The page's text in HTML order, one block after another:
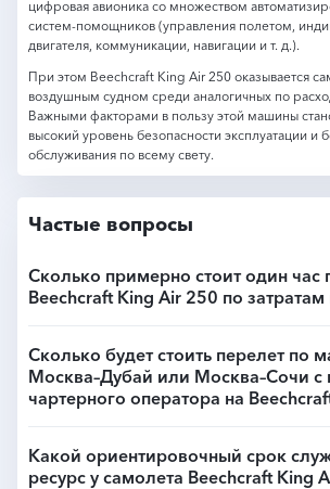
цифровая авионика со множеством
систем-помощников (управления полетом,
двигателя, коммуникации, навигации и т. д.).
При этом Beechcraft King Air 250 оказывается
воздушным судном среди аналогичных по
Важными факторами в пользу этой машины
высокий уровень безопасности эксплуатации и
обслуживания по всему свету.
Частые вопросы
Сколько примерно стоит один час
Beechcraft King Air 250 по затратам
Сколько будет стоить перелет по
Москва–Дубай или Москва–Сочи
чартерного оператора на
Какой ориентировочный срок
ресурс у самолета Beechcraft King